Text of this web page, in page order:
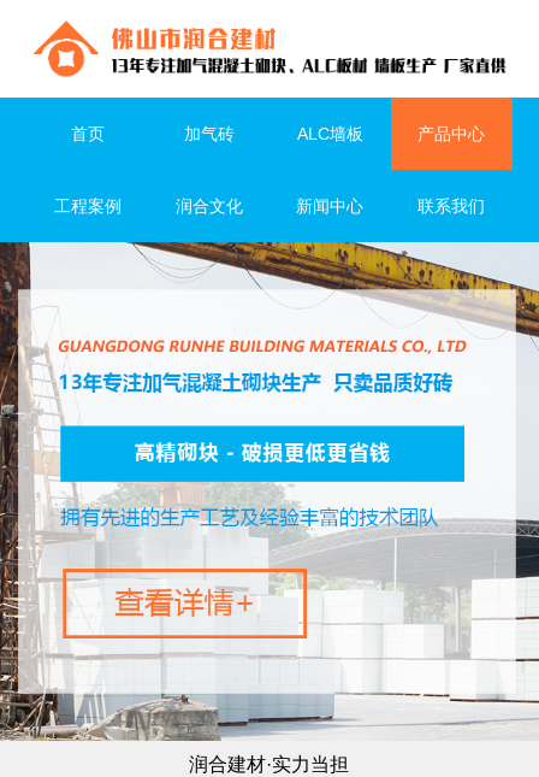
首页 加气砖 ALC墙板 产品中心
工程案例 润合文化 新闻中心 联系我们
润合建材·实力当担